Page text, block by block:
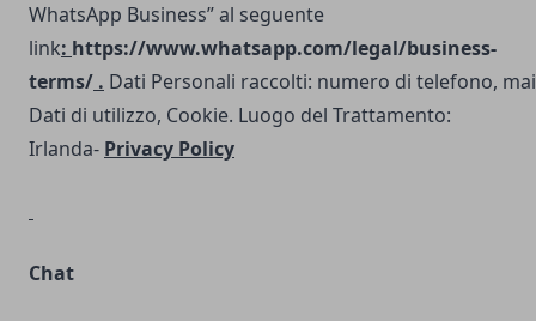
WhatsApp Business” al seguente
link: https://www.whatsapp.com/legal/business-
terms/ . Dati Personali raccolti: numero di telefono,
Dati di utilizzo, Cookie. Luogo del Trattamento:
Irlanda- Privacy Policy
Chat